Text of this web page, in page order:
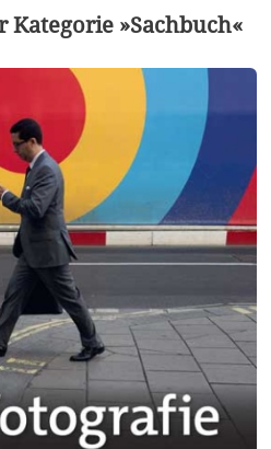
»Sachbuch«